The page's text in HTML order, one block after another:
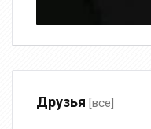
Друзья [все]